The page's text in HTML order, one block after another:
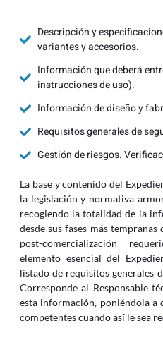
Descripción y
variantes y accesorios.
Información que deberá
instrucciones de uso).
Información de diseño y
Requisitos generales de
Gestión de riesgos.
La base y contenido del
la legislación y normativa
recogiendo la totalidad de la
desde sus fases más
post-comercialización
elemento esencial del
listado de requisitos generales
Corresponde al Responsable
esta información, poniéndola a
competentes cuando así le sea